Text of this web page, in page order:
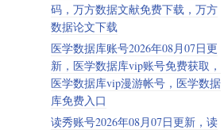
码，万方数据文献免费下载，万方
数据论文下载
医学数据库账号2026年08月07日更
新，医学数据库vip账号免费获取，
医学数据库vip漫游帐号，医学数据
库免费入口
读秀账号2026年08月07日更新，读